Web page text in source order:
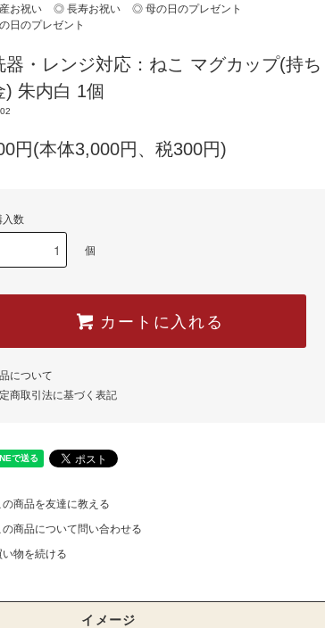
お祝い
◎ 長寿お祝い
◎ 母の日のプレゼント
日のプレゼント
器・レンジ対応：ねこ マグカップ(持ち
) 朱内白 1個
円(本体3,000円、税300円)
入数
個
カートに入れる
について
商取引法に基づく表記
の商品を友達に教える
の商品について問い合わせる
い物を続ける
イメージ